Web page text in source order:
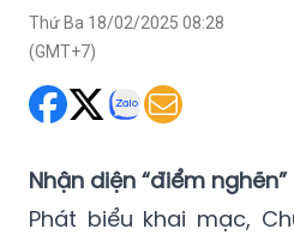
Thứ Ba 18/02/2025 08:28
(GMT+7)
Nhận diện “điểm nghẽn”
Phát biểu khai mạc,